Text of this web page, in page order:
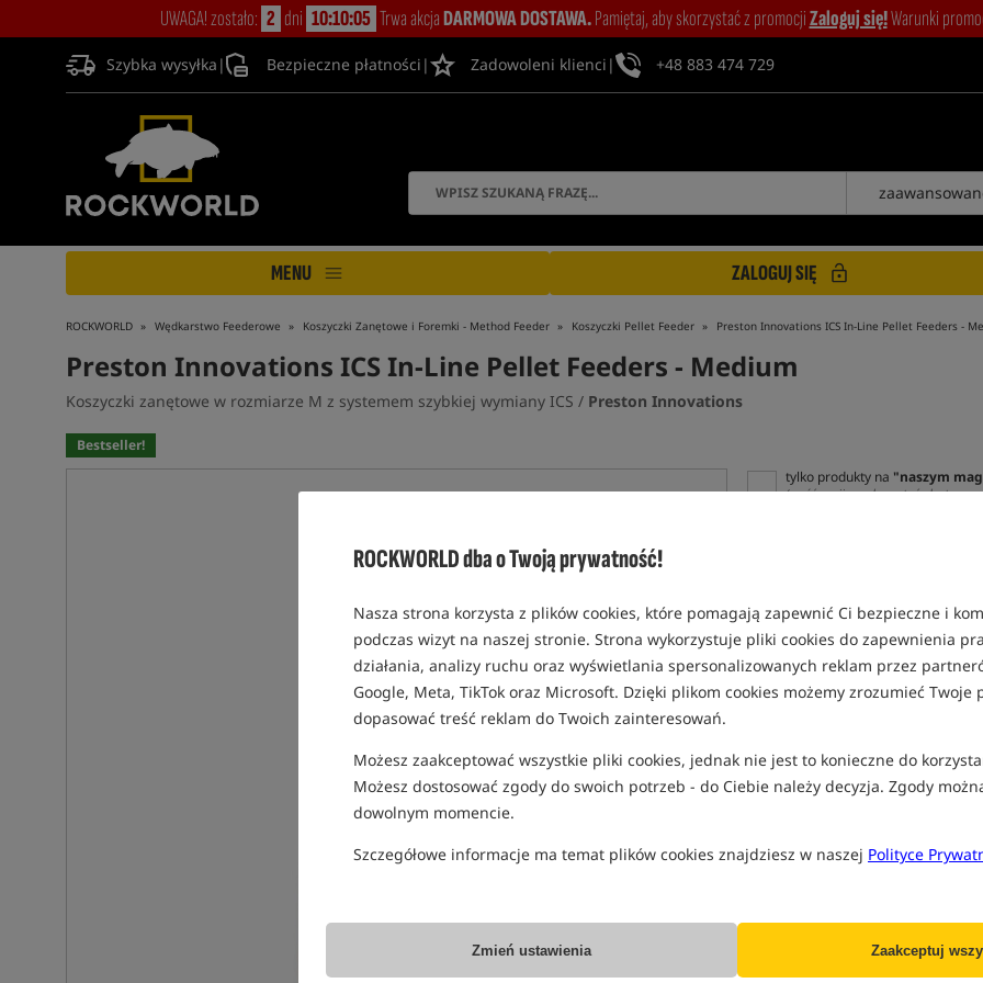
ROCKWORLD dba o Twoją prywatność!
Nasza strona korzysta z plików cookies, które pomagają zapewnić Ci bezpieczne i
podczas wizyt na naszej stronie. Strona wykorzystuje pliki cookies do zapewnienia
działania, analizy ruchu oraz wyświetlania spersonalizowanych reklam przez
Google, Meta, TikTok oraz Microsoft. Dzięki plikom cookies możemy zrozumieć Twoje
dopasować treść reklam do Twoich zainteresowań.
Możesz zaakceptować wszystkie pliki cookies, jednak nie jest to konieczne do
Możesz dostosować zgody do swoich potrzeb - do Ciebie należy decyzja. Zgody
dowolnym momencie.
Szczegółowe informacje ma temat plików cookies znajdziesz w naszej Polityce
Zmień ustawienia Zaakceptuj
UWAGA! zostało: 2 dni 10:10:05 Trwa akcjaDARMOWA DOSTAWA.Pamiętaj, aby skorzystać z promocjiZaloguj się!Warunki
Szybka wysyłka | Bezpieczne płatności | Zadowoleni klienci | +48 883 474 729
MENU ZALOGUJ SIĘ
ROCKWORLD Wędkarstwo Feederowe Koszyczki Zanętowe i Foremki - Method Feeder Koszyczki Pellet Feeder Preston Innovations ICS In-Line Pellet Feeders -
Preston Innovations ICS In-Line Pellet Feeders - Medium
Koszyczki zanętowe w rozmiarze M z systemem szybkiej wymiany ICS / Preston Innovations
Bestseller!
tylko produkty na "naszym
(część opcji mogła zostać ukryta
MPN: P0040052
EAN: 5055977468402
0,15
SPODZIEWANA WYSYŁKA
EAN: 5055977468419
SPODZIEWANA WYSYŁKA